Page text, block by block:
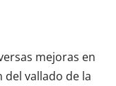
mejoras en
del vallado de la